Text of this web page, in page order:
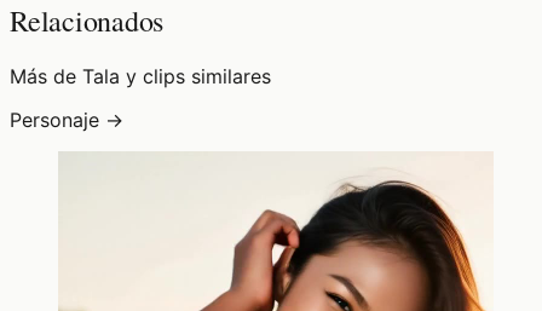
Relacionados
Más de Tala y clips similares
Personaje →